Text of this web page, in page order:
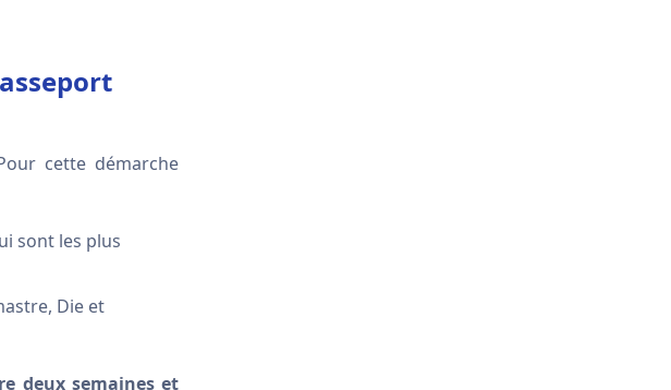
cette démarche
sont les plus
Die et
deux semaines et